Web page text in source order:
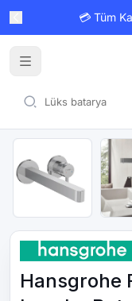
💳 Tüm
Hansgrohe